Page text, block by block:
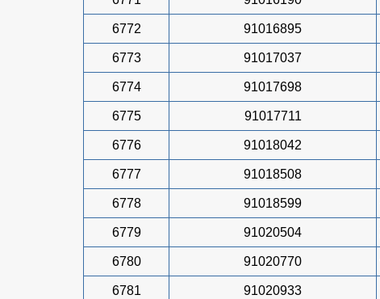
6772 91016895
6773 91017037
6774 91017698
6775 91017711
6776 91018042
6777 91018508
6778 91018599
6779 91020504
6780 91020770
6781 91020933